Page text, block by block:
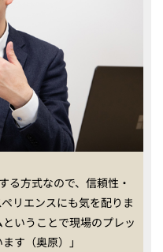
る方式なので、信頼性・
リエンスにも気を配りま
いうことで現場のプレッ
す（奥原）」